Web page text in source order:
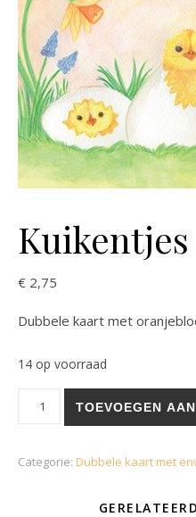
Kuikentjes
€ 2,75
Dubbele kaart met
14 op voorraad
TOEVOEGEN
Categorie: Dubbele kaart met